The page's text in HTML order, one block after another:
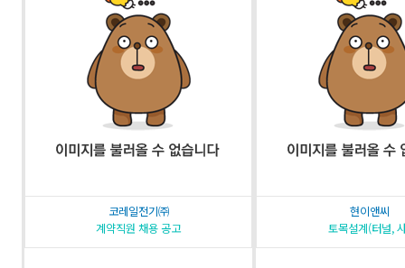
코레일전기㈜
계약직원 채용 공고
현이앤씨
토목설계(터널,